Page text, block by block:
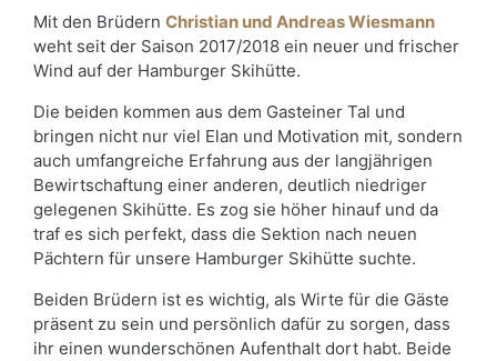
Mit den Brüdern Christian und Andreas Wiesmann
weht seit der Saison 2017/2018 ein neuer und frischer
Wind auf der Hamburger Skihütte.
Die beiden kommen aus dem Gasteiner Tal und
bringen nicht nur viel Elan und Motivation mit, sondern
auch umfangreiche Erfahrung aus der langjährigen
Bewirtschaftung einer anderen, deutlich niedriger
gelegenen Skihütte. Es zog sie höher hinauf und da
traf es sich perfekt, dass die Sektion nach neuen
Pächtern für unsere Hamburger Skihütte suchte.
Beiden Brüdern ist es wichtig, als Wirte für die Gäste
präsent zu sein und persönlich dafür zu sorgen, dass
ihr einen wunderschönen Aufenthalt dort habt. Beide